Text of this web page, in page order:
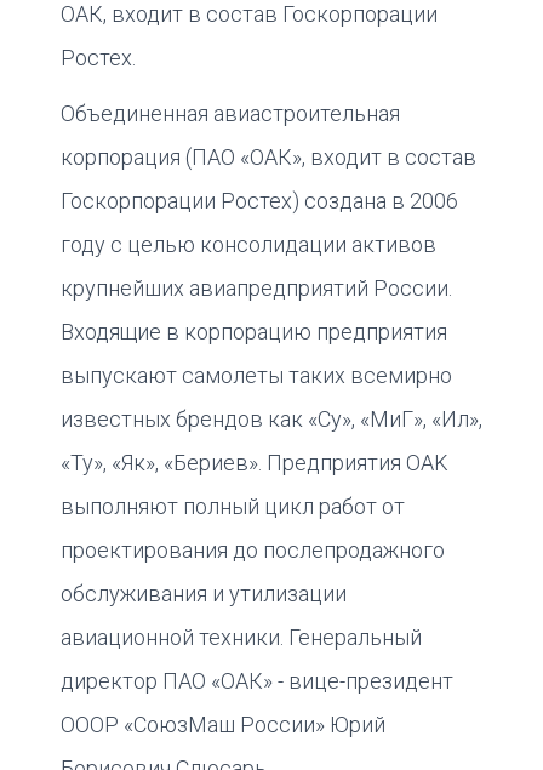
ОАК, входит в состав Госкорпорации
Ростех.
Объединенная авиастроительная
корпорация (ПАО «ОАК», входит в состав
Госкорпорации Ростех) создана в 2006
году с целью консолидации активов
крупнейших авиапредприятий России.
Входящие в корпорацию предприятия
выпускают самолеты таких всемирно
известных брендов как «Су», «МиГ», «Ил»,
«Ту», «Як», «Бериев». Предприятия OAK
выполняют полный цикл работ от
проектирования до послепродажного
обслуживания и утилизации
авиационной техники. Генеральный
директор ПАО «ОАК» - вице-президент
ОООР «СоюзМаш России» Юрий